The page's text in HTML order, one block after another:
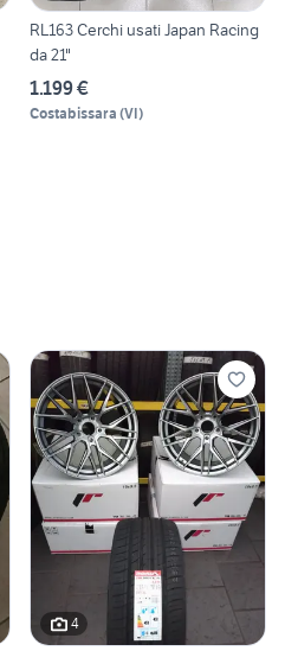
RL163 Cerchi usati Japan Racing
da 21"
1.199 €
Costabissara (VI)
4